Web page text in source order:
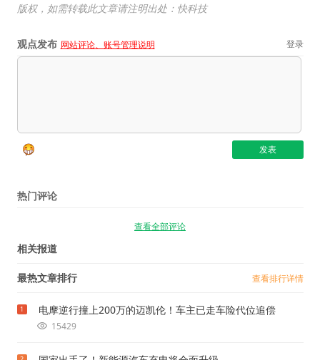
版权，如需转载此文章请注明出处：快科技
观点发布 网站评论、账号管理说明 登录
热门评论
查看全部评论
相关报道
最热文章排行 查看排行详情
1 电摩逆行撞上200万的迈凯伦！车主已走车险代位追偿
15429